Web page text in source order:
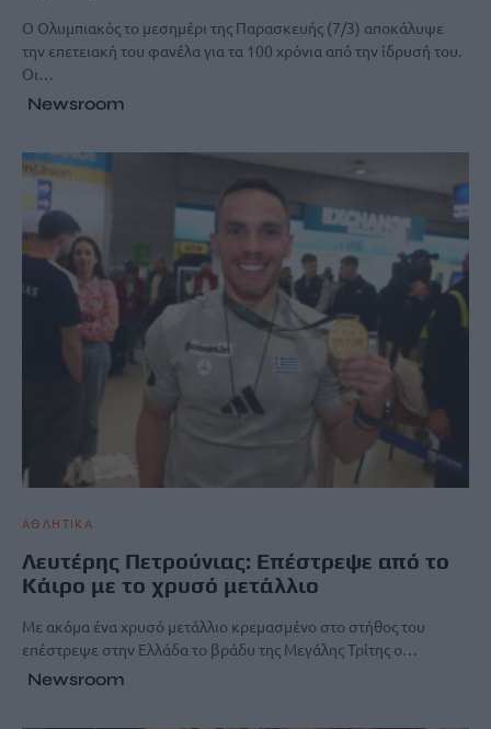
Ο Ολυμπιακός το μεσημέρι της Παρασκευής (7/3) αποκάλυψε
την επετειακή του φανέλα για τα 100 χρόνια από την ίδρυσή του.
Οι…
Newsroom
ΑΘΛΗΤΙΚΑ
Λευτέρης Πετρούνιας: Επέστρεψε από το
Κάιρο με το χρυσό μετάλλιο
Με ακόμα ένα χρυσό μετάλλιο κρεμασμένο στο στήθος του
επέστρεψε στην Ελλάδα το βράδυ της Μεγάλης Τρίτης ο…
Newsroom